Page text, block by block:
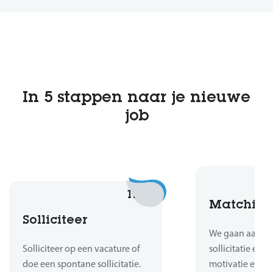
In 5 stappen naar je nieuwe
job
1.
Solliciteer
Solliciteer op een vacature of
doe een spontane sollicitatie.
We gaan aan
sollicitatie en
motivatie en